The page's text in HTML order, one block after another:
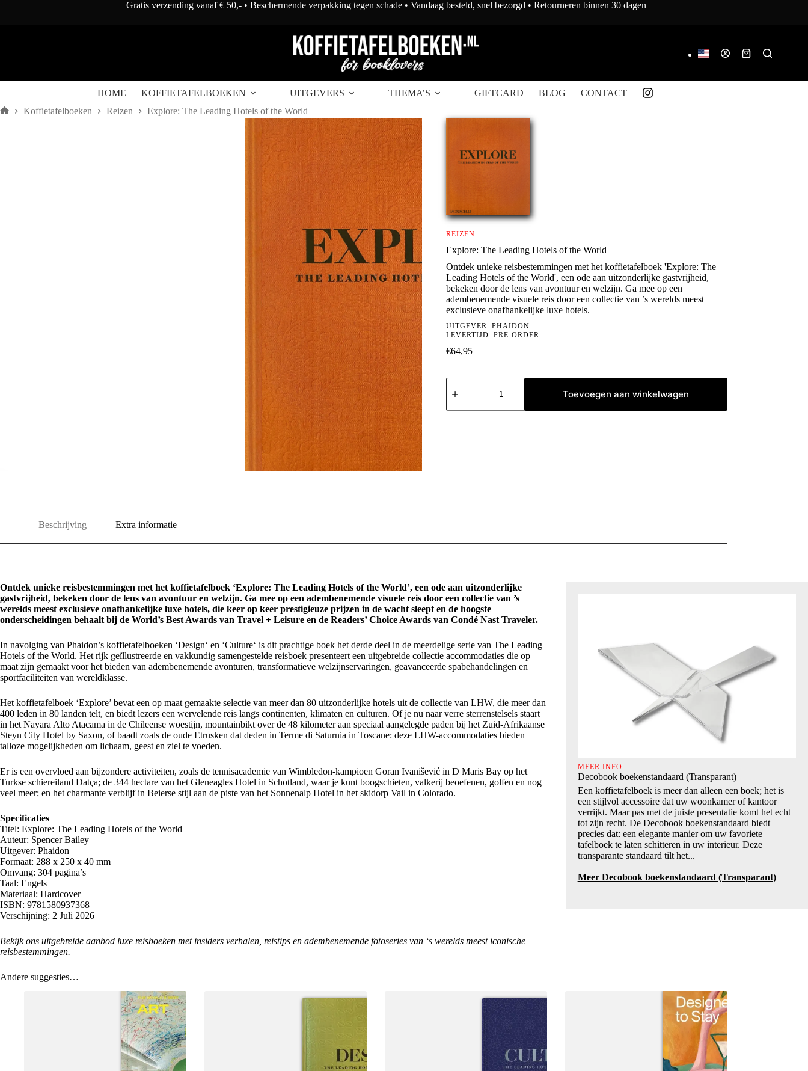
Gratis verzending vanaf € 50,- • Beschermende verpakking tegen schade • Vandaag besteld, snel bezorgd • Retourneren binnen 30 dagen
Winkelwagen
HOME KOFFIETAFELBOEKEN UITGEVERS THEMA’S GIFTCARD BLOG CONTACT
Koffietafelboeken Reizen Explore: The Leading Hotels of the World
REIZEN
Explore: The Leading Hotels of the World
Ontdek unieke reisbestemmingen met het koffietafelboek 'Explore: The
Leading Hotels of the World', een ode aan uitzonderlijke gastvrijheid,
bekeken door de lens van avontuur en welzijn. Ga mee op een
adembenemende visuele reis door een collectie van ’s werelds meest
exclusieve onafhankelijke luxe hotels.
UITGEVER: PHAIDON
LEVERTIJD: PRE-ORDER
€64,95
Explore:
The
Hotels
Toevoegen aan winkelwagen
Beschrijving Extra informatie
Ontdek unieke reisbestemmingen met het koffietafelboek ‘Explore: The Leading Hotels of the World’, een ode aan uitzonderlijke
gastvrijheid, bekeken door de lens van avontuur en welzijn. Ga mee op een adembenemende visuele reis door een collectie van ’s
werelds meest exclusieve onafhankelijke luxe hotels, die keer op keer prestigieuze prijzen in de wacht sleept en de hoogste
onderscheidingen behaalt bij de World’s Best Awards van Travel + Leisure en de Readers’ Choice Awards van Condé Nast Traveler.
In navolging van Phaidon’s koffietafelboeken ‘Design‘ en ‘Culture‘ is dit prachtige boek het derde deel in de meerdelige serie van The Leading
Hotels of the World. Het rijk geïllustreerde en vakkundig samengestelde reisboek presenteert een uitgebreide collectie accommodaties die op
maat zijn gemaakt voor het bieden van adembenemende avonturen, transformatieve welzijnservaringen, geavanceerde spabehandelingen en
sportfaciliteiten van wereldklasse.
Het koffietafelboek ‘Explore’ bevat een op maat gemaakte selectie van meer dan 80 uitzonderlijke hotels uit de collectie van LHW, die meer dan
400 leden in 80 landen telt, en biedt lezers een wervelende reis langs continenten, klimaten en culturen. Of je nu naar verre sterrenstelsels staart
in het Nayara Alto Atacama in de Chileense woestijn, mountainbikt over de 48 kilometer aan speciaal aangelegde paden bij het Zuid-Afrikaanse
Steyn City Hotel by Saxon, of baadt zoals de oude Etrusken dat deden in Terme di Saturnia in Toscane: deze LHW-accommodaties bieden
talloze mogelijkheden om lichaam, geest en ziel te voeden.
Er is een overvloed aan bijzondere activiteiten, zoals de tennisacademie van Wimbledon-kampioen Goran Ivanišević in D Maris Bay op het
Turkse schiereiland Datça; de 344 hectare van het Gleneagles Hotel in Schotland, waar je kunt boogschieten, valkerij beoefenen, golfen en nog
veel meer; en het charmante verblijf in Beierse stijl aan de piste van het Sonnenalp Hotel in het skidorp Vail in Colorado.
Specificaties
Titel: Explore: The Leading Hotels of the World
Auteur: Spencer Bailey
Uitgever: Phaidon
Formaat: 288 x 250 x 40 mm
Omvang: 304 pagina’s
Taal: Engels
Materiaal: Hardcover
ISBN: 9781580937368
Verschijning: 2 Juli 2026
Bekijk ons uitgebreide aanbod luxe reisboeken met insiders verhalen, reistips en adembenemende fotoseries van ‘s werelds meest iconische
reisbestemmingen.
MEER INFO
Decobook boekenstandaard (Transparant)
Een koffietafelboek is meer dan alleen een boek; het is
een stijlvol accessoire dat uw woonkamer of kantoor
verrijkt. Maar pas met de juiste presentatie komt het echt
tot zijn recht. De Decobook boekenstandaard biedt
precies dat: een elegante manier om uw favoriete
tafelboek te laten schitteren in uw interieur. Deze
transparante standaard tilt het...
Meer Decobook boekenstandaard (Transparant)
Andere suggesties…